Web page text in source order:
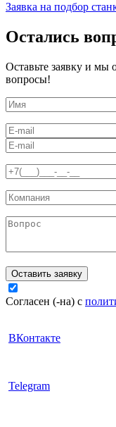
Заявка на подбор
Остались
Оставьте заявку и мы
вопросы!
Оставить заявку
Согласен (-на) с
ВКонтакте
Telegram